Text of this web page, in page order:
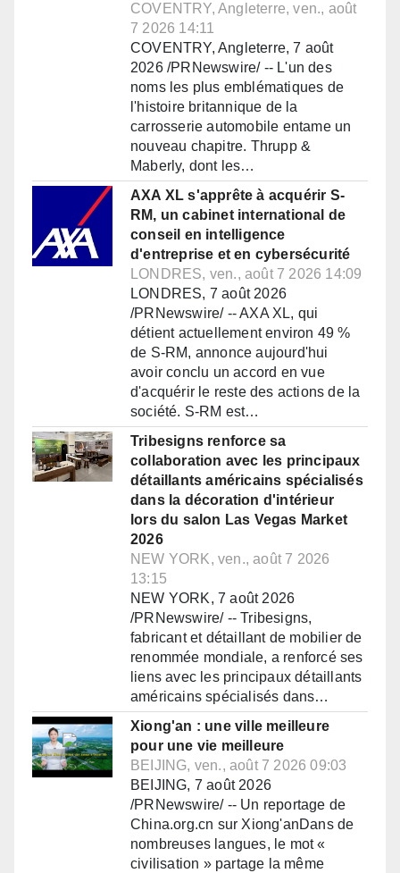
COVENTRY, Angleterre, ven., août
7 2026 14:11
COVENTRY, Angleterre, 7 août
2026 /PRNewswire/ -- L'un des
noms les plus emblématiques de
l'histoire britannique de la
carrosserie automobile entame un
nouveau chapitre. Thrupp &
Maberly, dont les…
AXA XL s'apprête à acquérir S-
RM, un cabinet international de
conseil en intelligence
d'entreprise et en cybersécurité
LONDRES, ven., août 7 2026 14:09
LONDRES, 7 août 2026
/PRNewswire/ -- AXA XL, qui
détient actuellement environ 49 %
de S-RM, annonce aujourd'hui
avoir conclu un accord en vue
d'acquérir le reste des actions de la
société. S-RM est…
Tribesigns renforce sa
collaboration avec les principaux
détaillants américains spécialisés
dans la décoration d'intérieur
lors du salon Las Vegas Market
2026
NEW YORK, ven., août 7 2026
13:15
NEW YORK, 7 août 2026
/PRNewswire/ -- Tribesigns,
fabricant et détaillant de mobilier de
renommée mondiale, a renforcé ses
liens avec les principaux détaillants
américains spécialisés dans…
Xiong'an : une ville meilleure
pour une vie meilleure
BEIJING, ven., août 7 2026 09:03
BEIJING, 7 août 2026
/PRNewswire/ -- Un reportage de
China.org.cn sur Xiong'anDans de
nombreuses langues, le mot «
civilisation » partage la même